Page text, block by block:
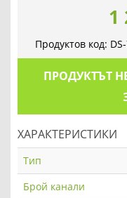
1
Продуктов код:
ПРОДУКТЪТ
ХАРАКТЕРИСТИКИ
Тип
Брой канали